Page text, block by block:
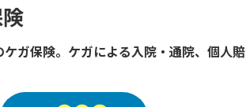
ガ保険。ケガによる入院・通院、個人賠